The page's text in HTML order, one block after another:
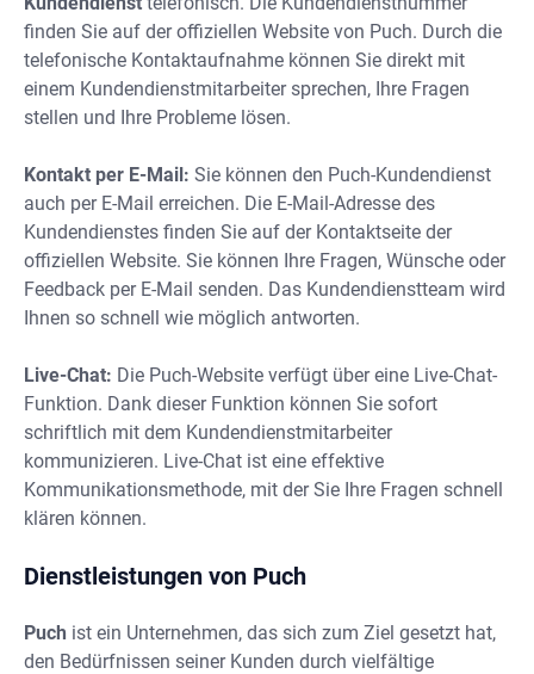
finden Sie auf der offiziellen Website von Puch. Durch die
telefonische Kontaktaufnahme können Sie direkt mit
einem Kundendienstmitarbeiter sprechen, Ihre Fragen
stellen und Ihre Probleme lösen.
Kontakt per E-Mail: Sie können den Puch-Kundendienst
auch per E-Mail erreichen. Die E-Mail-Adresse des
Kundendienstes finden Sie auf der Kontaktseite der
offiziellen Website. Sie können Ihre Fragen, Wünsche oder
Feedback per E-Mail senden. Das Kundendienstteam wird
Ihnen so schnell wie möglich antworten.
Live-Chat: Die Puch-Website verfügt über eine Live-Chat-
Funktion. Dank dieser Funktion können Sie sofort
schriftlich mit dem Kundendienstmitarbeiter
kommunizieren. Live-Chat ist eine effektive
Kommunikationsmethode, mit der Sie Ihre Fragen schnell
klären können.
Dienstleistungen von Puch
Puch ist ein Unternehmen, das sich zum Ziel gesetzt hat,
den Bedürfnissen seiner Kunden durch vielfältige